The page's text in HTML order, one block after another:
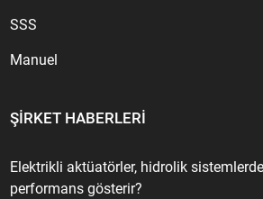
SSS
Manuel
ŞIRKET HABERLERI
Elektrikli aktüatörler, hidrolik sistemlerde
performans gösterir?